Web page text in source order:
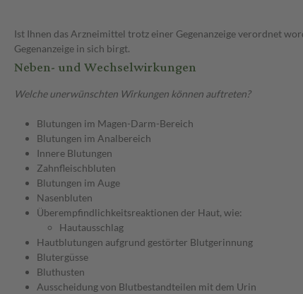
Ist Ihnen das Arzneimittel trotz einer Gegenanzeige verordnet
Gegenanzeige in sich birgt.
Neben- und Wechselwirkungen
Welche unerwünschten Wirkungen können auftreten?
Blutungen im Magen-Darm-Bereich
Blutungen im Analbereich
Innere Blutungen
Zahnfleischbluten
Blutungen im Auge
Nasenbluten
Überempfindlichkeitsreaktionen der Haut, wie:
Hautausschlag
Hautblutungen aufgrund gestörter Blutgerinnung
Blutergüsse
Bluthusten
Ausscheidung von Blutbestandteilen mit dem Urin